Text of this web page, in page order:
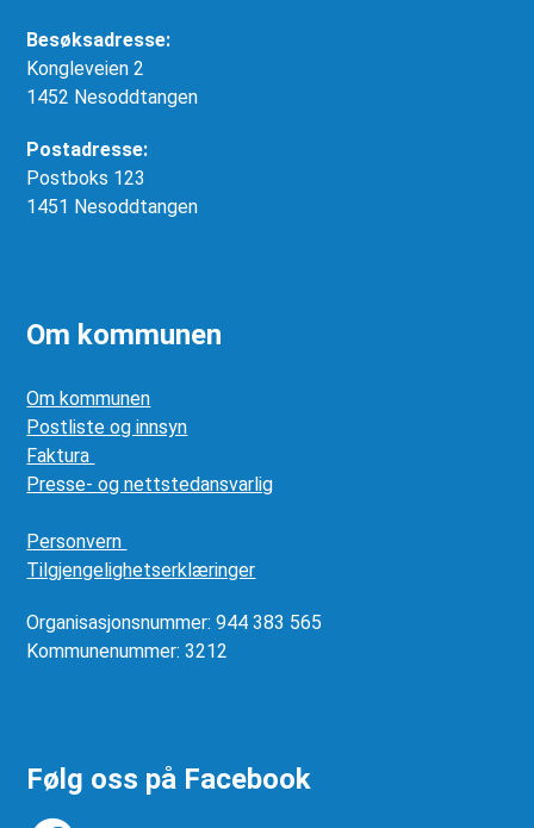
Besøksadresse:
Kongleveien 2
1452 Nesoddtangen
Postadresse:
Postboks 123
1451 Nesoddtangen
Om kommunen
Om kommunen
Postliste og innsyn
Faktura
Presse- og nettstedansvarlig
Personvern
Tilgjengelighetserklæringer
Organisasjonsnummer: 944 383 565
Kommunenummer: 3212
Følg oss på Facebook